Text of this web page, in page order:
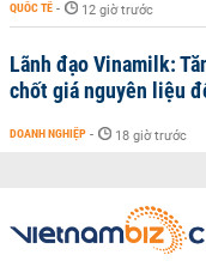
QUỐC TẾ - 12 giờ trước
Lãnh đạo Vinamilk:
chốt giá nguyên liệu
DOANH NGHIỆP - 18 giờ trước